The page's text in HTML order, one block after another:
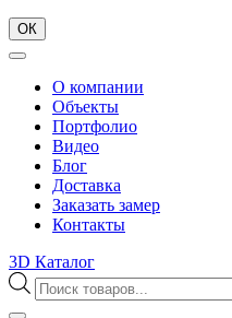
ОК
О компании
Объекты
Портфолио
Видео
Блог
Доставка
Заказать замер
Контакты
3D Каталог
Поиск
товаров